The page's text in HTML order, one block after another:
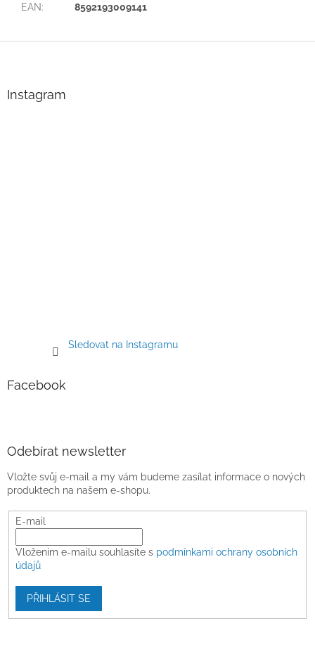
EAN: 8592193009141
Instagram
Sledovat na Instagramu
Facebook
Odebírat newsletter
Vložte svůj e-mail a my vám budeme zasílat informace o nových
produktech na našem e-shopu.
E-mail
Vložením e-mailu souhlasíte s podmínkami ochrany osobních
údajů
PŘIHLÁSIT SE